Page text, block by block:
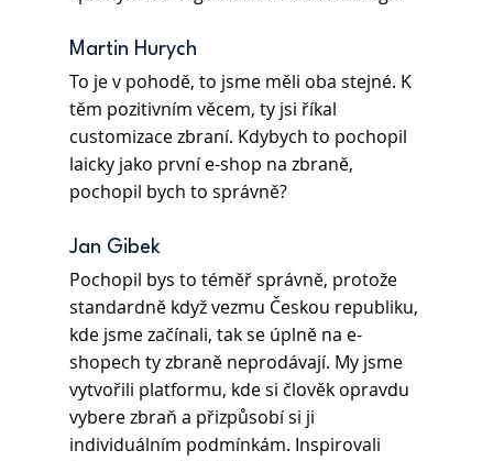
Martin Hurych
To je v pohodě, to jsme měli oba stejné. K
těm pozitivním věcem, ty jsi říkal
customizace zbraní. Kdybych to pochopil
laicky jako první e-shop na zbraně,
pochopil bych to správně?
Jan Gibek
Pochopil bys to téměř správně, protože
standardně když vezmu Českou republiku,
kde jsme začínali, tak se úplně na e-
shopech ty zbraně neprodávají. My jsme
vytvořili platformu, kde si člověk opravdu
vybere zbraň a přizpůsobí si ji
individuálním podmínkám. Inspirovali